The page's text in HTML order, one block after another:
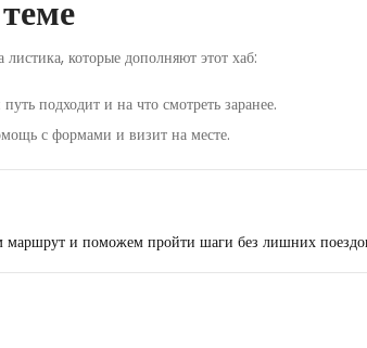
которые дополняют этот хаб:
подходит и на что смотреть заранее.
с формами и визит на месте.
маршрут и поможем пройти шаги без лишних